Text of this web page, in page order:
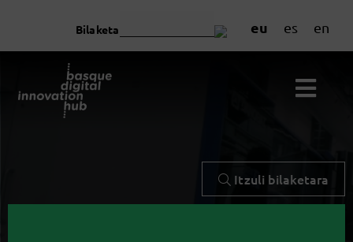
eu es en
Bilaketa
Itzuli bilaketara